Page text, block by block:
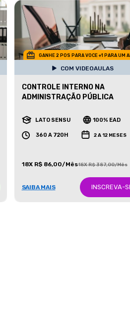
GANHE 2 POS PARA VOCE +1 PARA UM
COM VIDEOAULAS
CONTROLE INTERNO NA
ADMINISTRAÇÃO PÚBLICA
LATO SENSU 100% EAD
360 A 720H 2 A 12 MESES
18X R$ 86,00/Mês18X R$ 387,00/Mês
SAIBA MAIS INSCREVA-